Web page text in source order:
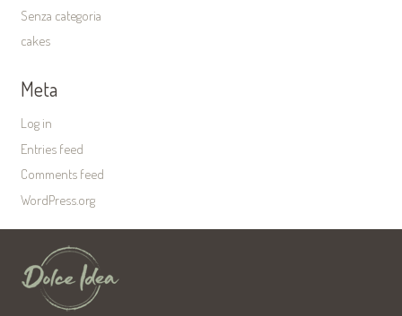
Senza categoria
cakes
Meta
Log in
Entries feed
Comments feed
WordPress.org